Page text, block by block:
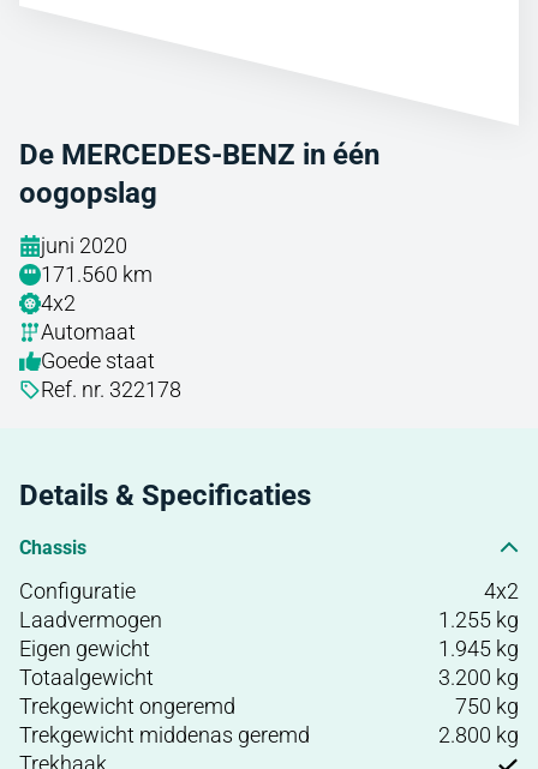
De MERCEDES-BENZ in één
oogopslag
juni 2020
171.560 km
4x2
Automaat
Goede staat
Ref. nr. 322178
Details & Specificaties
Chassis
Configuratie
4x2
Laadvermogen
1.255 kg
Eigen gewicht
1.945 kg
Totaalgewicht
3.200 kg
Trekgewicht ongeremd
750 kg
Trekgewicht middenas geremd
2.800 kg
Trekhaak